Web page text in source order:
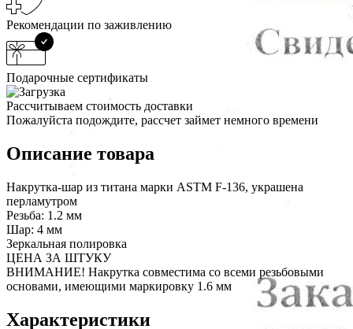
Рекомендации по заживлению
Подарочные сертификаты
Рассчитываем стоимость доставки
Пожалуйста подождите, рассчет займет немного времени
Описание товара
Накрутка-шар из титана марки ASTM F-136, украшена
перламутром
Резьба: 1.2 мм
Шар: 4 мм
Зеркальная полировка
ЦЕНА ЗА ШТУКУ
ВНИМАНИЕ! Накрутка совместима со всеми резьбовыми
основами, имеющими маркировку 1.6 мм
Характеристики